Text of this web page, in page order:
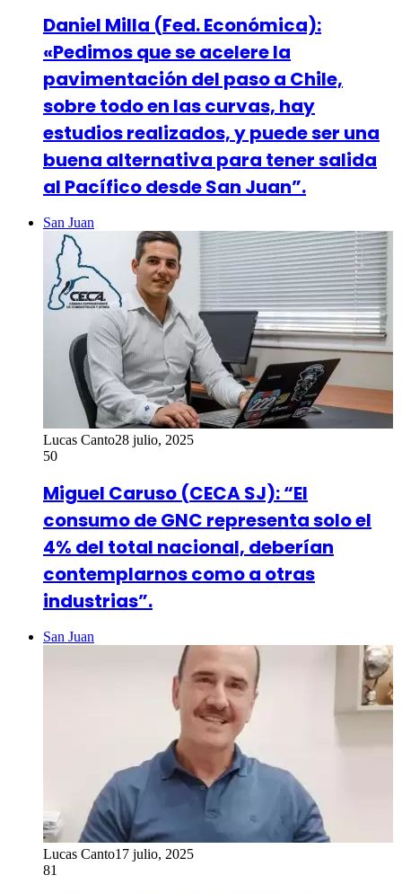
Daniel Milla (Fed. Económica):
«Pedimos que se acelere la
pavimentación del paso a Chile,
sobre todo en las curvas, hay
estudios realizados, y puede ser una
buena alternativa para tener salida
al Pacífico desde San Juan”.
San Juan
Lucas Canto28 julio, 2025
50
Miguel Caruso (CECA SJ): “El
consumo de GNC representa solo el
4% del total nacional, deberían
contemplarnos como a otras
industrias”.
San Juan
Lucas Canto17 julio, 2025
81